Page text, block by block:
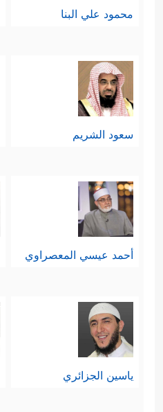
محمود علي البنا
سعود الشريم
أحمد عيسي المعصراوي
ياسين الجزائري